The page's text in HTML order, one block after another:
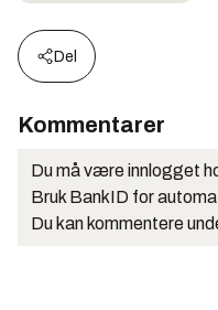
Del
Kommentarer
Du må være innlogget
Bruk BankID for
Du kan kommentere